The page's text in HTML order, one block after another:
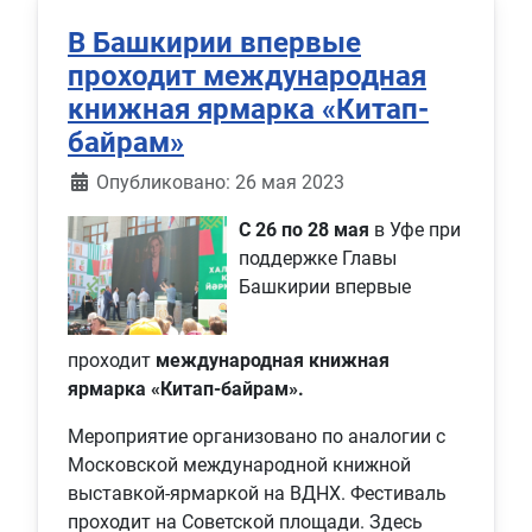
В Башкирии впервые
проходит международная
книжная ярмарка «Китап-
байрам»
Информация о материале
Опубликовано: 26 мая 2023
С 26 по 28 мая в Уфе при
поддержке Главы
Башкирии впервые
проходит международная книжная
ярмарка «Китап-байрам».
Мероприятие организовано по аналогии с
Московской международной книжной
выставкой-ярмаркой на ВДНХ. Фестиваль
проходит на Советской площади. Здесь